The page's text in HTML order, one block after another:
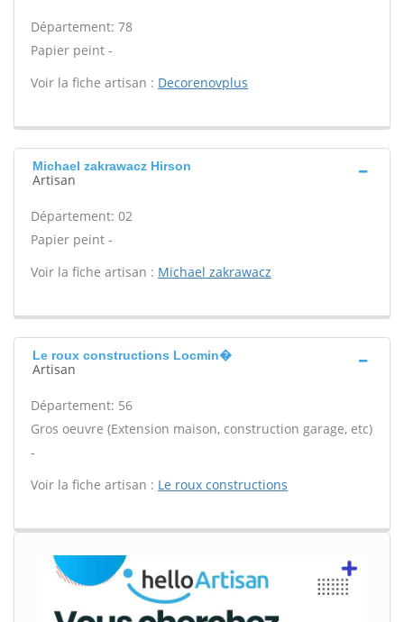
Département: 78
Papier peint -
Voir la fiche artisan : Decorenovplus
Michael zakrawacz Hirson
Artisan
Département: 02
Papier peint -
Voir la fiche artisan : Michael zakrawacz
Le roux constructions Locmin�
Artisan
Département: 56
Gros oeuvre (Extension maison, construction garage, etc)
-
Voir la fiche artisan : Le roux constructions